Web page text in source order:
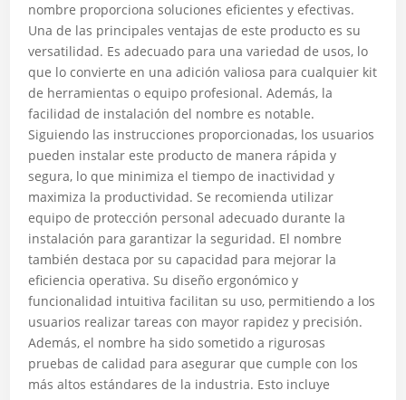
nombre proporciona soluciones eficientes y efectivas.
Una de las principales ventajas de este producto es su
versatilidad. Es adecuado para una variedad de usos, lo
que lo convierte en una adición valiosa para cualquier kit
de herramientas o equipo profesional. Además, la
facilidad de instalación del nombre es notable.
Siguiendo las instrucciones proporcionadas, los usuarios
pueden instalar este producto de manera rápida y
segura, lo que minimiza el tiempo de inactividad y
maximiza la productividad. Se recomienda utilizar
equipo de protección personal adecuado durante la
instalación para garantizar la seguridad. El nombre
también destaca por su capacidad para mejorar la
eficiencia operativa. Su diseño ergonómico y
funcionalidad intuitiva facilitan su uso, permitiendo a los
usuarios realizar tareas con mayor rapidez y precisión.
Además, el nombre ha sido sometido a rigurosas
pruebas de calidad para asegurar que cumple con los
más altos estándares de la industria. Esto incluye